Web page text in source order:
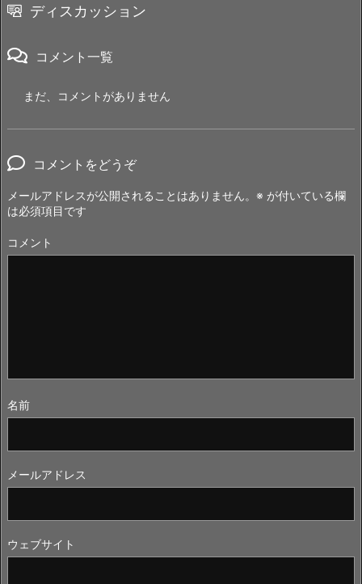
ディスカッション
コメント一覧
まだ、コメントがありません
コメントをどうぞ
メールアドレスが公開されることはありません。 ※ が付いている欄
は必須項目です
コメント
名前
メールアドレス
ウェブサイト